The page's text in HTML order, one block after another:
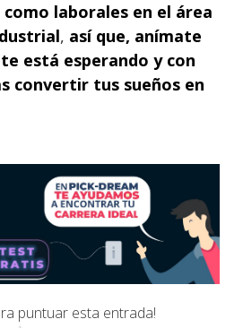
laborales en el área
, así que, anímate
te está esperando y con
convertir tus sueños en
puntuar esta entrada!